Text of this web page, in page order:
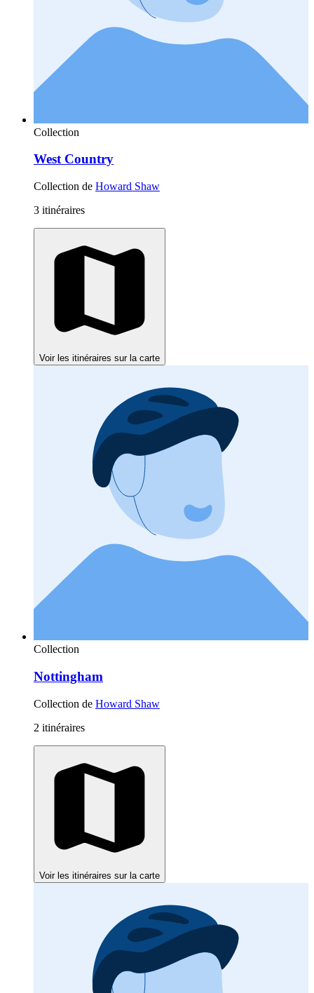
Collection
West Country
Collection de Howard Shaw
3 itinéraires
Voir les itinéraires sur la carte
Collection
Nottingham
Collection de Howard Shaw
2 itinéraires
Voir les itinéraires sur la carte